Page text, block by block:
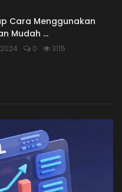
Cara Menggunakan
Mudah ...
0 3115